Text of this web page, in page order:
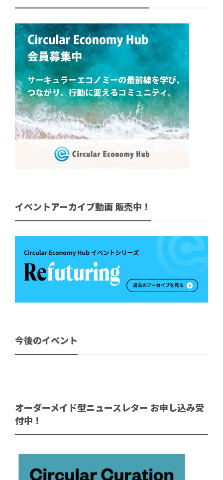
イベントアーカイブ動画 販売中！
今後のイベント
オーダーメイド型ニュースレター お申し込み受
付中！